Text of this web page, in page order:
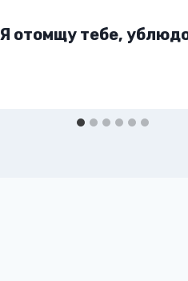
Я отомщу тебе,